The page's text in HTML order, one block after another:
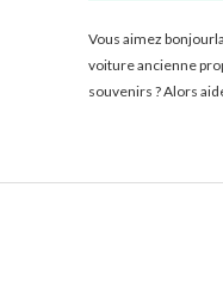
Vous aimez
voiture ancienne
souvenirs ? Alors